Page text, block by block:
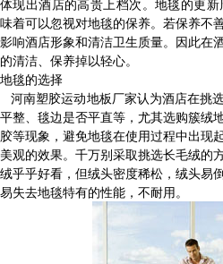
体现出酒店的高贵上档次。地毯的更
味着可以忽视对地毯的保养。若保养不
影响酒店形象和清洁卫生质量。因此在
的清洁、保养掉以轻心。
地毯的选择
河南塑胶运动地板厂家认为酒店在挑
平整、毯边是否平直等，尤其选购簇绒
胶等现象，避免地毯在使用过程中出现
美观的效果。千万别采取挑选长毛绒的
绒乎乎好看，但绒头密度稀松，绒头易
易失去地毯特有的性能，不耐用。